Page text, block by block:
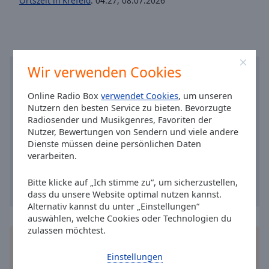
Wir verwenden Cookies
Online Radio Boxverwendet Cookies, um unseren
Nutzern den besten Service zu bieten. Bevorzugte
Radiosender und Musikgenres, Favoriten der
Nutzer, Bewertungen von Sendern und viele andere
Dienste müssen deine persönlichen Daten
verarbeiten.
Bitte klicke auf „Ich stimme zu“, um sicherzustellen,
dass du unsere Website optimal nutzen kannst.
Alternativ kannst du unter „Einstellungen“
auswählen, welche Cookies oder Technologien du
zulassen möchtest.
Einstellungen
window.
Smartphone die Online Radio Box-App und hören